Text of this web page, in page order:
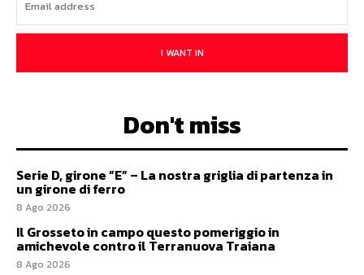
I WANT IN
Don't miss
Serie D, girone ”E” – La nostra griglia di partenza in
un girone di ferro
8 Ago 2026
Il Grosseto in campo questo pomeriggio in
amichevole contro il Terranuova Traiana
8 Ago 2026